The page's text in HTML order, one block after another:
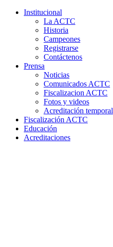
Institucional
La ACTC
Historia
Campeones
Registrarse
Contáctenos
Prensa
Noticias
Comunicados ACTC
Fiscalizacion ACTC
Fotos y videos
Acreditación temporal
Fiscalización ACTC
Educación
Acreditaciones